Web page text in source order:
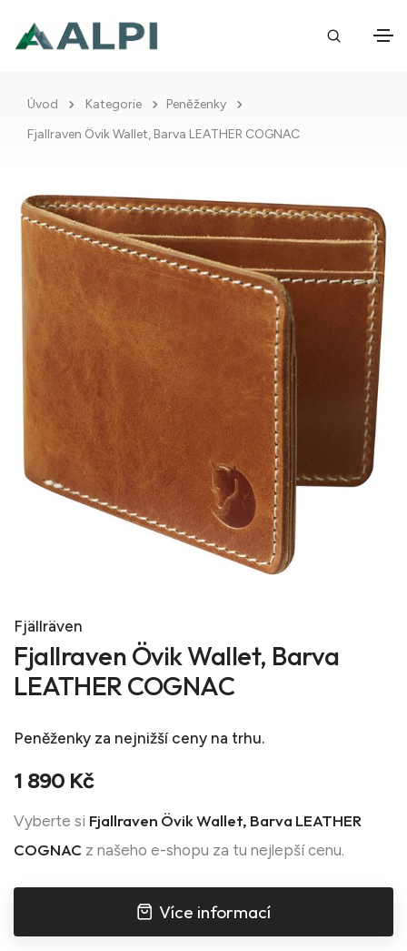
Úvod Kategorie
Peněženky
Fjallraven Övik Wallet, Barva LEATHER COGNAC
Fjällräven
Fjallraven Övik Wallet, Barva
LEATHER COGNAC
Peněženky za nejnižší ceny na trhu.
1 890 Kč
Vyberte si Fjallraven Övik Wallet, Barva LEATHER
COGNAC z našeho e-shopu za tu nejlepší cenu.
Více informací